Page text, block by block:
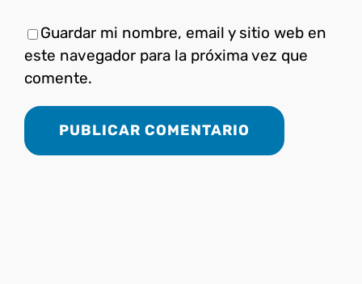
Guardar mi nombre, email y sitio web en
este navegador para la próxima vez que
comente.